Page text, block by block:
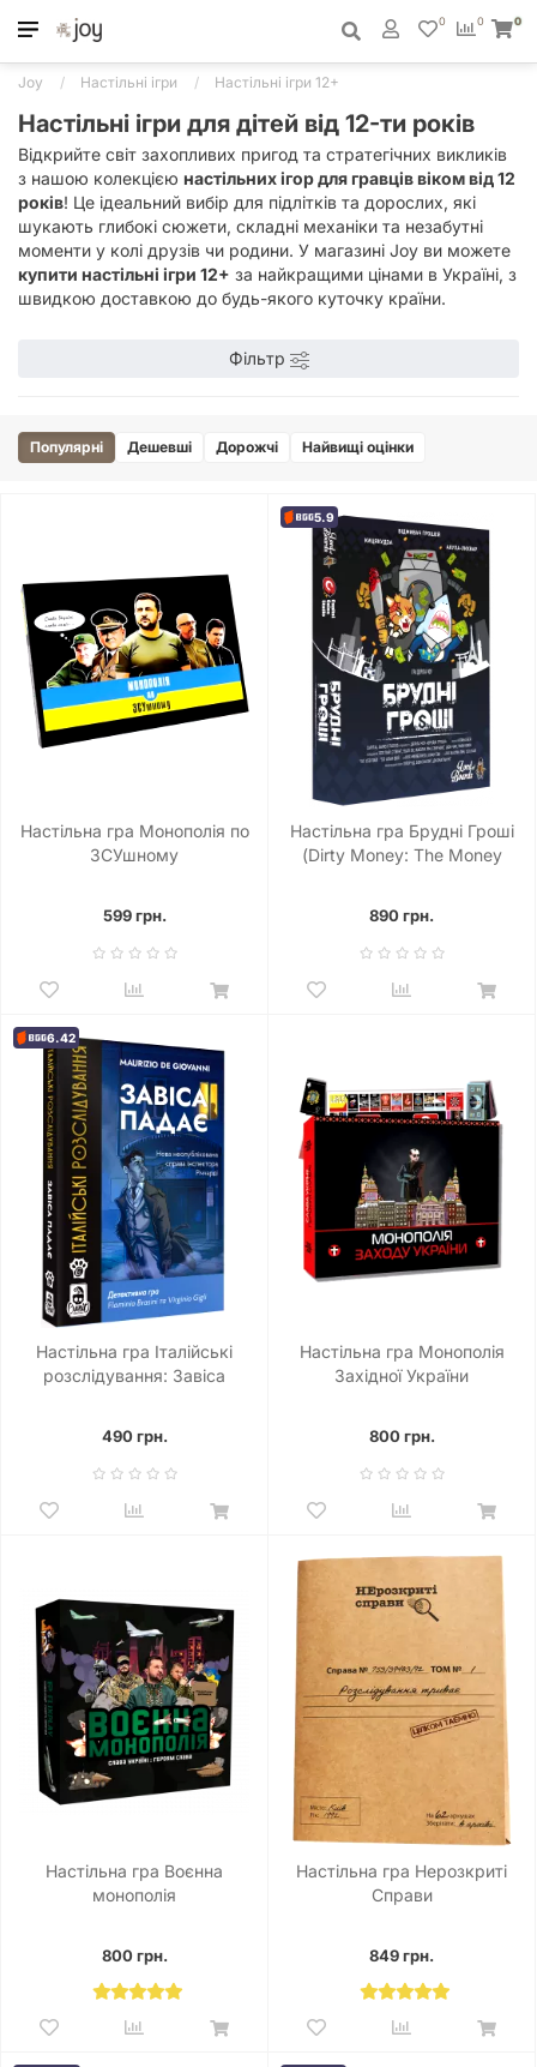
0
0 0
Joy Настільні ігри Настільні ігри 12+
Настільні ігри для дітей від 12-ти років
Відкрийте світ захопливих пригод та стратегічних викликів
з нашою колекцією настільних ігор для гравців віком від 12
років! Це ідеальний вибір для підлітків та дорослих, які
шукають глибокі сюжети, складні механіки та незабутні
моменти у колі друзів чи родини. У магазині Joy ви можете
купити настільні ігри 12+ за найкращими цінами в Україні, з
швидкою доставкою до будь-якого куточку країни.
Фільтр
Популярні Дешевші Дорожчі Найвищі оцінки
Настільна гра Монополія по
ЗСУшному
599 грн.
5.9
Настільна гра Брудні Гроші
(Dirty Money: The Money
890 грн.
6.42
Настільна гра Італійські
розслідування: Завіса
490 грн.
Настільна гра Монополія
Західної України
800 грн.
Настільна гра Воєнна
монополія
800 грн.
Настільна гра Нерозкриті
Справи
849 грн.